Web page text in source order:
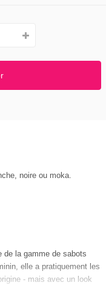
noire ou moka.
de la gamme de sabots
elle a pratiquement les
- mais avec un look